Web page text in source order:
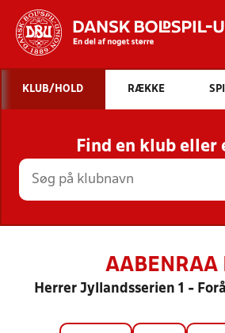
STILLINGER, RESULTATER,
HOLD
KLUB/HOLD RÆKKE
Find en klub eller
AABENRAA
Herrer Jyllandsserien 1 -